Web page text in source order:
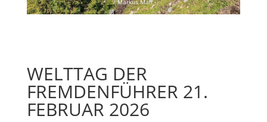
/ Markus Mair
WELTTAG DER
FREMDENFÜHRER 21.
FEBRUAR 2026